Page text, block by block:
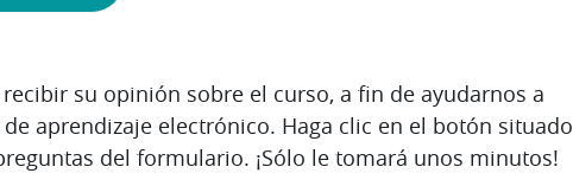
su opinión sobre el curso, a fin de ayudarnos a
aprendizaje electrónico. Haga clic en el botón situado
del formulario. ¡Sólo le tomará unos minutos!